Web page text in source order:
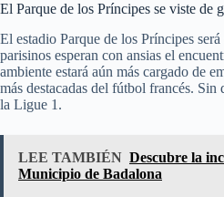
El Parque de los Príncipes se viste de
El estadio Parque de los Príncipes
parisinos esperan con ansias el
ambiente estará aún más cargado de
más destacadas del fútbol francés.
la Ligue 1.
LEE TAMBIÉN Descubre la
Municipio de Badalona